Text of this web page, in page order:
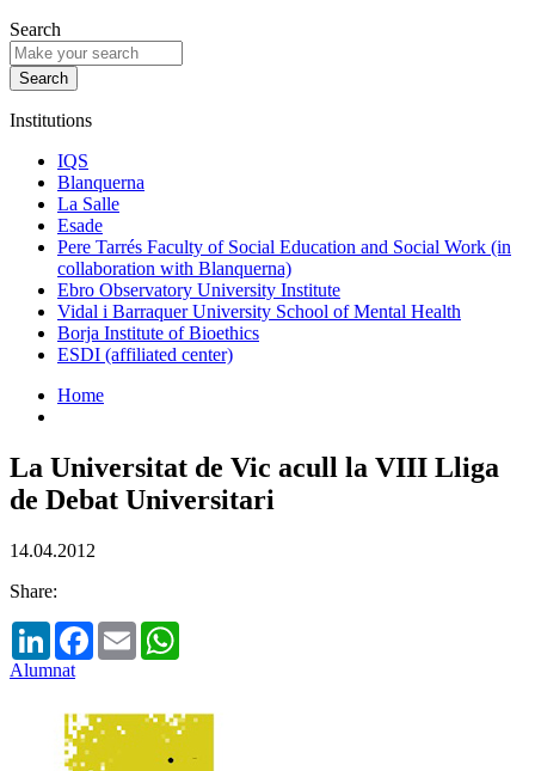
Search
Institutions
IQS
Blanquerna
La Salle
Esade
Pere Tarrés Faculty of Social Education and Social Work (in
collaboration with Blanquerna)
Ebro Observatory University Institute
Vidal i Barraquer University School of Mental Health
Borja Institute of Bioethics
ESDI (affiliated center)
Home
La Universitat de Vic acull la VIII Lliga
de Debat Universitari
14.04.2012
Share:
LinkedInFacebook
Email
Alumnat